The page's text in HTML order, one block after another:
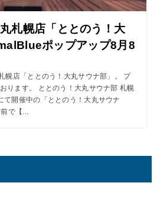
札幌店「ととのう！大
ポップアップ8月8
幌店「ととのう！大丸サウナ部」。 プ
ります。 ととのう！大丸サウナ部 札幌
て開催中の「ととのう！大丸サウナ
で【...